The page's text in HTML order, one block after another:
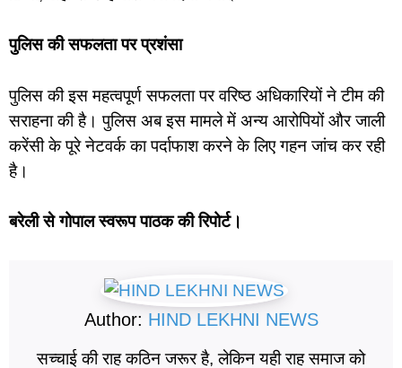
पुलिस की सफलता पर प्रशंसा
पुलिस की इस महत्वपूर्ण सफलता पर वरिष्ठ अधिकारियों ने टीम की
सराहना की है। पुलिस अब इस मामले में अन्य आरोपियों और जाली
करेंसी के पूरे नेटवर्क का पर्दाफाश करने के लिए गहन जांच कर रही
है।
बरेली से गोपाल स्वरूप पाठक की रिपोर्ट।
Author: HIND LEKHNI NEWS
सच्चाई की राह कठिन जरूर है, लेकिन यही राह समाज को